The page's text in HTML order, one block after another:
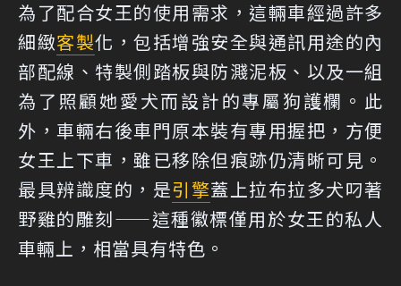
為了配合女王的使用需求，這輛車經過許多
細緻客製化，包括增強安全與通訊用途的內
部配線、特製側踏板與防濺泥板、以及一組
為了照顧她愛犬而設計的專屬狗護欄。此
外，車輛右後車門原本裝有專用握把，方便
女王上下車，雖已移除但痕跡仍清晰可見。
最具辨識度的，是引擎蓋上拉布拉多犬叼著
野雞的雕刻——這種徽標僅用於女王的私人
車輛上，相當具有特色。